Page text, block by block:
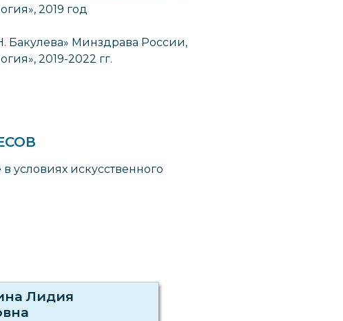
2019 год
Бакулева» Минздрава России,
2019-2022 гг.
условиях искусственного
Лидия